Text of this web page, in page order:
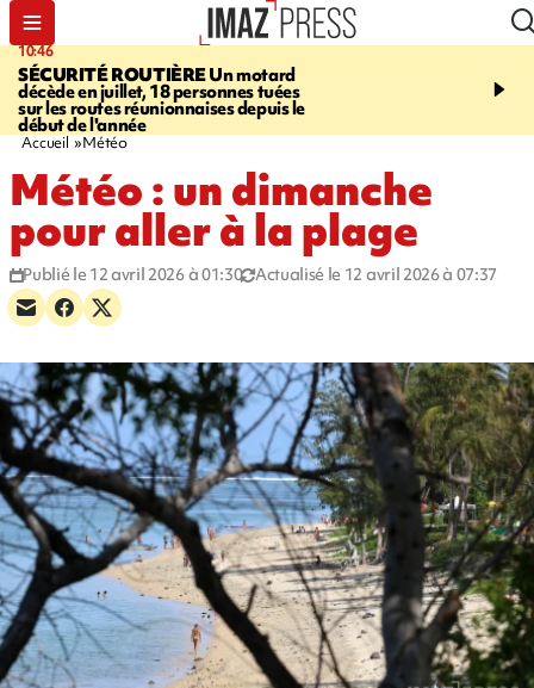
10:46
SÉCURITÉ ROUTIÈREUn motard
décède en juillet, 18 personnes tuées
sur les routes réunionnaises depuis le
début de l'année
13:49
mineurs - un courrier
Accueil Météo
Météo : un dimanche
pour aller à la plage
Publié le 12 avril 2026 à 01:30 Actualisé le 12 avril 2026 à 07:37